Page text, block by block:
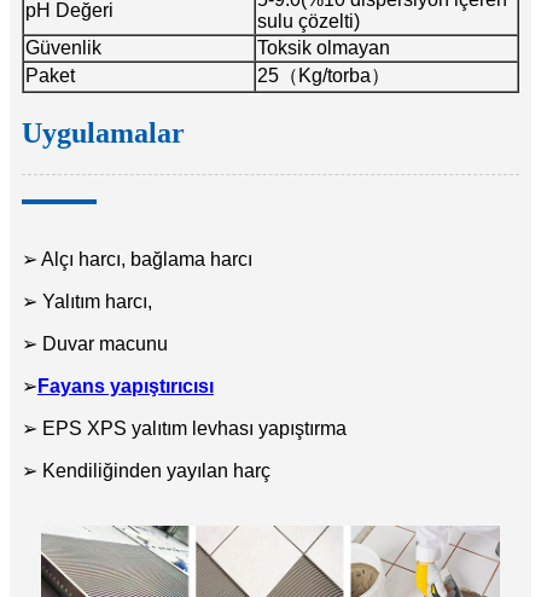
pH Değeri
sulu çözelti)
Güvenlik
Toksik olmayan
Paket
25（Kg/torba）
Uygulamalar
➢ Alçı harcı, bağlama harcı
➢ Yalıtım harcı,
➢ Duvar macunu
➢ Fayans yapıştırıcısı
➢ EPS XPS yalıtım levhası yapıştırma
➢ Kendiliğinden yayılan harç